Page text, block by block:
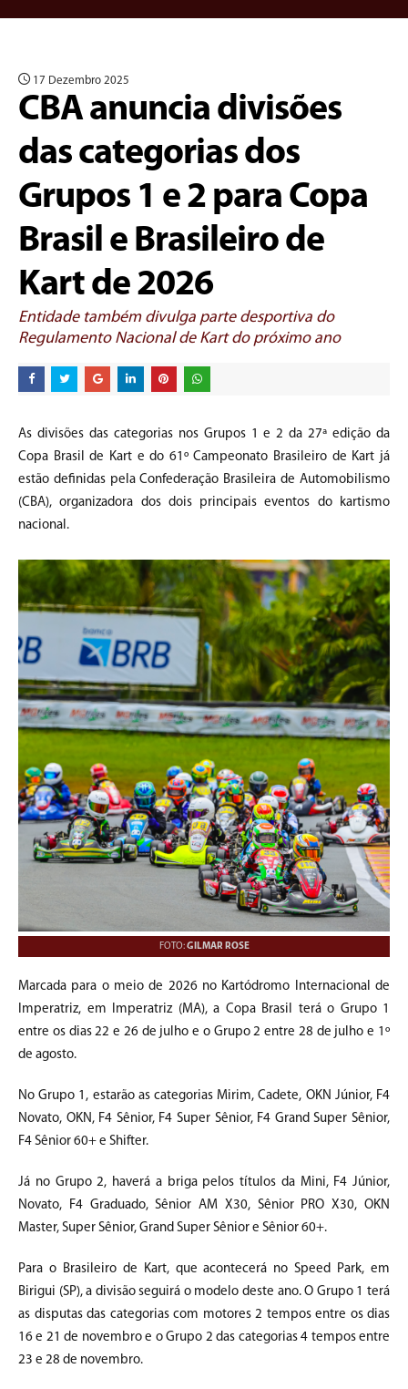
17 Dezembro 2025
CBA anuncia divisões
das categorias dos
Grupos 1 e 2 para Copa
Brasil e Brasileiro de
Kart de 2026
Entidade também divulga parte desportiva do
Regulamento Nacional de Kart do próximo ano
As divisões das categorias nos Grupos 1 e 2 da 27ª edição da
Copa Brasil de Kart e do 61º Campeonato Brasileiro de Kart já
estão definidas pela Confederação Brasileira de Automobilismo
(CBA), organizadora dos dois principais eventos do kartismo
nacional.
FOTO:GILMAR ROSE
Marcada para o meio de 2026 no Kartódromo Internacional de
Imperatriz, em Imperatriz (MA), a Copa Brasil terá o Grupo 1
entre os dias 22 e 26 de julho e o Grupo 2 entre 28 de julho e 1º
de agosto.
No Grupo 1, estarão as categorias Mirim, Cadete, OKN Júnior, F4
Novato, OKN, F4 Sênior, F4 Super Sênior, F4 Grand Super Sênior,
F4 Sênior 60+ e Shifter.
Já no Grupo 2, haverá a briga pelos títulos da Mini, F4 Júnior,
Novato, F4 Graduado, Sênior AM X30, Sênior PRO X30, OKN
Master, Super Sênior, Grand Super Sênior e Sênior 60+.
Para o Brasileiro de Kart, que acontecerá no Speed Park, em
Birigui (SP), a divisão seguirá o modelo deste ano. O Grupo 1 terá
as disputas das categorias com motores 2 tempos entre os dias
16 e 21 de novembro e o Grupo 2 das categorias 4 tempos entre
23 e 28 de novembro.